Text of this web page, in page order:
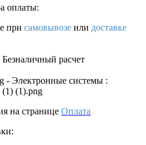
оплаты:
при самовывозе или доставке
Безналичный расчет
- Электронные системы :
на странице Оплата